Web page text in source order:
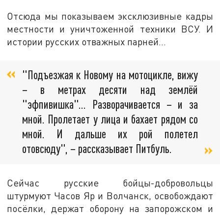
Отсюда мы показываем эксклюзивные кадры
местности и уничтоженной техники ВСУ. И
истории русских отважных парней...
"Подъезжая к Новому на мотоцикле, вижу
– в метрах десяти над землёй
"эфпивишка"... Разворачивается – и за
мной. Пролетает у лица и бахает рядом со
мной. И дальше их рой полетел
отовсюду", – рассказывает Питбуль.
Сейчас русские бойцы-добровольцы
штурмуют Часов Яр и Волчанск, освобождают
посёлки, держат оборону на запорожском и